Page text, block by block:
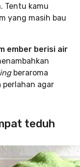
Tentu kamu
yang masih bau
ember berisi air
beraroma
perlahan agar
teduh